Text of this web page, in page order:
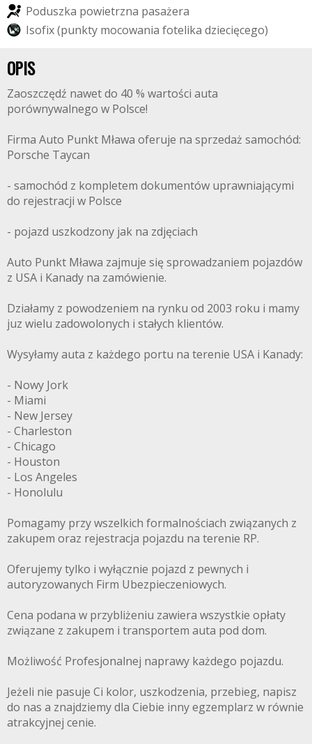
Poduszka powietrzna pasażera
Isofix(punkty mocowania fotelika dziecięcego)
OPIS
Zaoszczędź nawet do 40 % wartości auta
porównywalnego w Polsce!
Firma Auto Punkt Mława oferuje na sprzedaż samochód:
Porsche Taycan
- samochód z kompletem dokumentów uprawniającymi
do rejestracji w Polsce
- pojazd uszkodzony jak na zdjęciach
Auto Punkt Mława zajmuje się sprowadzaniem pojazdów
z USA i Kanady na zamówienie.
Działamy z powodzeniem na rynku od 2003 roku i mamy
juz wielu zadowolonych i stałych klientów.
Wysyłamy auta z każdego portu na terenie USA i Kanady:
- Nowy Jork
- Miami
- New Jersey
- Charleston
- Chicago
- Houston
- Los Angeles
- Honolulu
Pomagamy przy wszelkich formalnościach związanych z
zakupem oraz rejestracja pojazdu na terenie RP.
Oferujemy tylko i wyłącznie pojazd z pewnych i
autoryzowanych Firm Ubezpieczeniowych.
Cena podana w przybliżeniu zawiera wszystkie opłaty
związane z zakupem i transportem auta pod dom.
Możliwość Profesjonalnej naprawy każdego pojazdu.
Jeżeli nie pasuje Ci kolor, uszkodzenia, przebieg, napisz
do nas a znajdziemy dla Ciebie inny egzemplarz w równie
atrakcyjnej cenie.